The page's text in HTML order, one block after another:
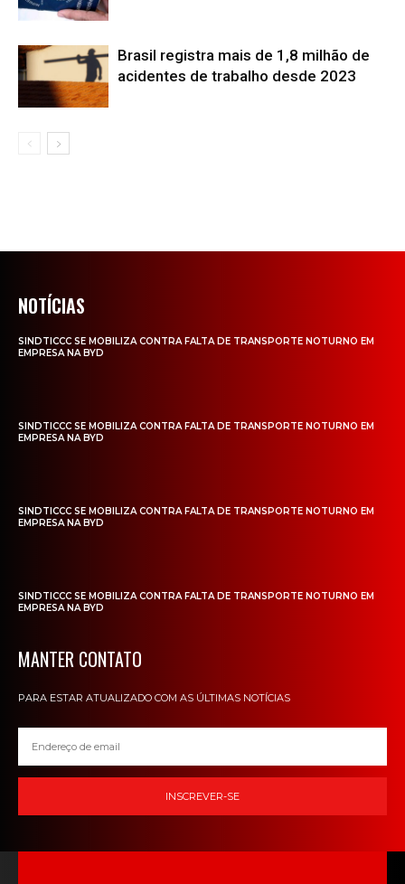
Brasil registra mais de 1,8 milhão de
acidentes de trabalho desde 2023
NOTÍCIAS
SINDTICCC SE MOBILIZA CONTRA FALTA DE TRANSPORTE NOTURNO EM
EMPRESA NA BYD
SINDTICCC SE MOBILIZA CONTRA FALTA DE TRANSPORTE NOTURNO EM
EMPRESA NA BYD
SINDTICCC SE MOBILIZA CONTRA FALTA DE TRANSPORTE NOTURNO EM
EMPRESA NA BYD
SINDTICCC SE MOBILIZA CONTRA FALTA DE TRANSPORTE NOTURNO EM
EMPRESA NA BYD
MANTER CONTATO
PARA ESTAR ATUALIZADO COM AS ÚLTIMAS NOTÍCIAS
INSCREVER-SE